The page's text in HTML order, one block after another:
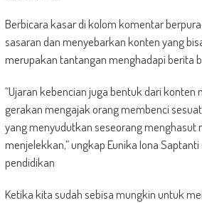
Berbicara kasar di kolom komentar
sasaran dan menyebarkan konten yang
merupakan tantangan menghadapi berita
“Ujaran kebencian juga bentuk dari konten
gerakan mengajak orang membenci
yang menyudutkan seseorang menghasut
menjelekkan,” ungkap Eunika Iona
pendidikan
Ketika kita sudah sebisa mungkin untuk